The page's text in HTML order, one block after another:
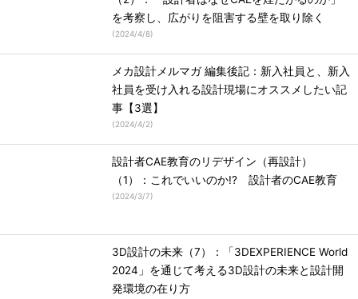
を考察し、広がりを阻害する壁を取り除く
(2024/4/8)
メカ設計メルマガ 編集後記：新入社員と、新入
社員を受け入れる設計現場にオススメしたい記
事【3選】
(2024/4/2)
設計者CAE教育のリデザイン（再設計）
（1）：これでいいのか!? 設計者のCAE教育
(2024/3/7)
3D設計の未来（7）：「3DEXPERIENCE World
2024」を通じて考える3D設計の未来と設計開
発環境の在り方